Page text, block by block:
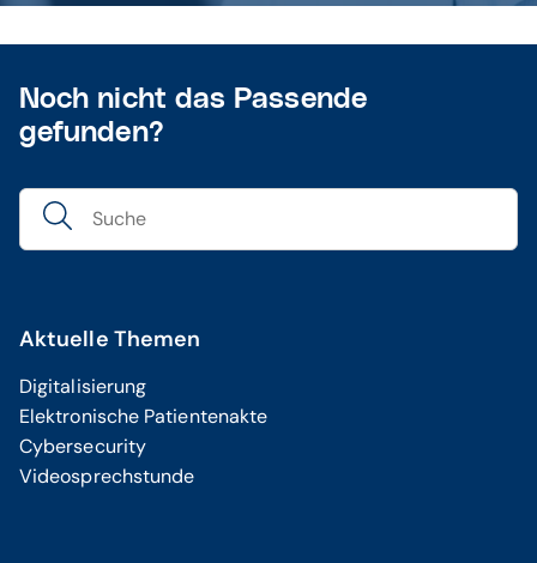
Noch nicht das Passende
gefunden?
Aktuelle Themen
Digitalisierung
Elektronische Patientenakte
Cybersecurity
Videosprechstunde